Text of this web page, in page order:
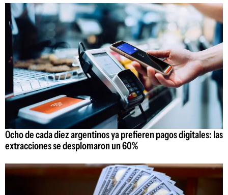
Ocho de cada diez argentinos ya prefieren pagos digitales: las
extracciones se desplomaron un 60%